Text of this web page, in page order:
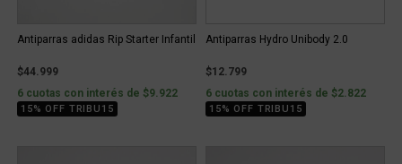
Antiparras adidas Rip Starter Infantil
$44.999
6 cuotas con interés de $9.922
15% OFF TRIBU15
Antiparras Hydro Unibody 2.0
$12.799
6 cuotas con interés de $2.822
15% OFF TRIBU15